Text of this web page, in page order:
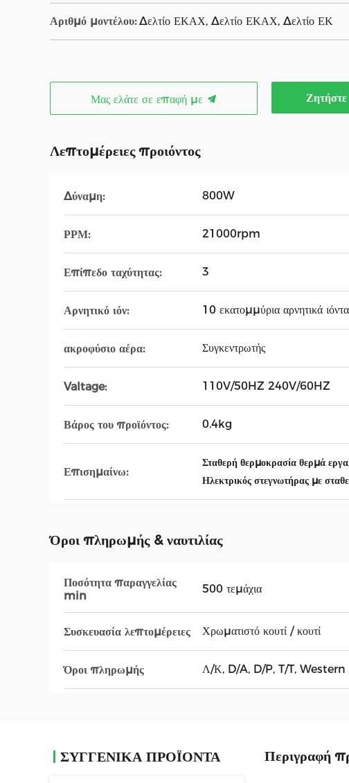
Αριθμό μοντέλου: Δελτίο ΕΚΑΧ, Δελτίο ΕΚΑΧ, Δελτίο ΕΚ
Μας ελάτε σε επαφή με
Λεπτομέρειες προιόντος
Δύναμη: 800W
ΡΡΜ: 21000rpm
Επίπεδο ταχύτητας: 3
Αρνητικό ιόν: 10 εκατομμύρια αρνητικά
ακροφύσιο αέρα: Συγκεντρωτής
Valtage: 110V/50HZ 240V/60HZ
Βάρος του προϊόντος: 0.4kg
Επισημαίνω:
Σταθερή θερμοκρασία θερμά
Ηλεκτρικός στεγνωτήρας με
Όροι πληρωμής & ναυτιλίας
Ποσότητα παραγγελίας
min
500 τεμάχια
Συσκευασία λεπτομέρειες Χρωματιστό κουτί / κουτί
Όροι πληρωμής Λ/Κ, D/A, D/P, T/T,
ΣΥΓΓΕΝΙΚΆ ΠΡΟΪΌΝΤΑ Περιγραφή